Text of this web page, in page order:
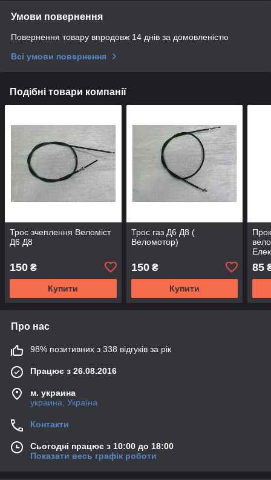
Умови повернення
Повернення товару впродовж 14 днів за домовленістю
Всі умови повернення
Подібні товари компанії
Трос зчеплення Веломіст
Д6 Д8
150 ₴
Купити
Трос газ Д6 Д8 (
Веломотор)
150₴
Купити
85
Про нас
98% позитивних з 338 відгуків за рік
Працює з 26.08.2016
м. украина
украина, Україна
Контакти
Сьогодні працює з 10:00 до 18:00
Показати весь графік роботи